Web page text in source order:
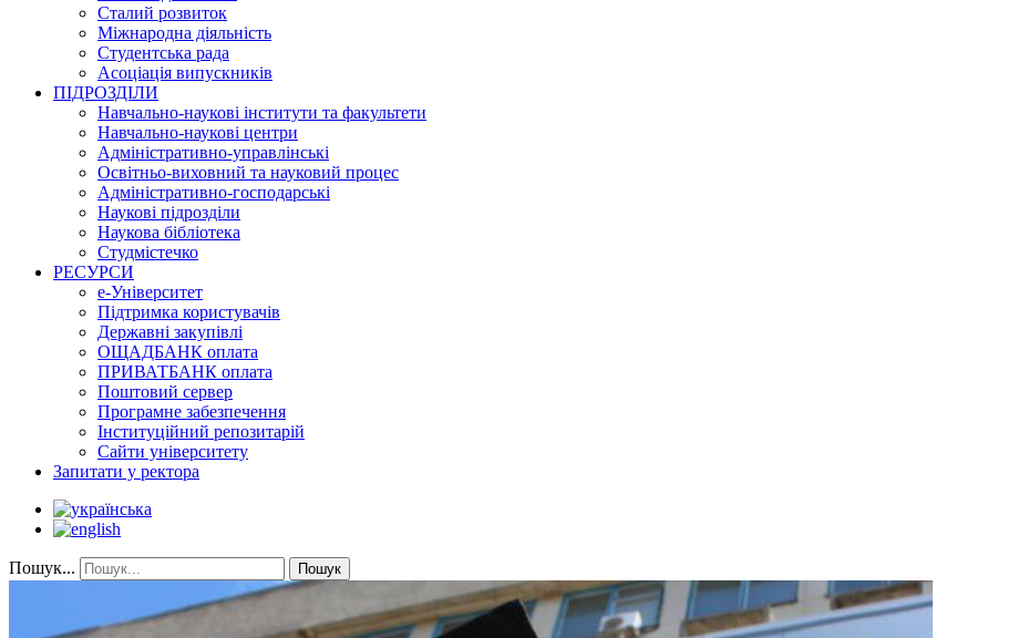
Сталий розвиток
Міжнародна діяльність
Студентська рада
Асоціація випускників
ПІДРОЗДІЛИ
Навчально-наукові інститути та факультети
Навчально-наукові центри
Адміністративно-управлінські
Освітньо-виховний та науковий процес
Адміністративно-господарські
Наукові підрозділи
Наукова бібліотека
Студмістечко
РЕСУРСИ
е-Університет
Підтримка користувачів
Державні закупівлі
ОЩАДБАНК оплата
ПРИВАТБАНК оплата
Поштовий сервер
Програмне забезпечення
Інституційний репозитарій
Сайти університету
Запитати у ректора
Пошук... Пошук